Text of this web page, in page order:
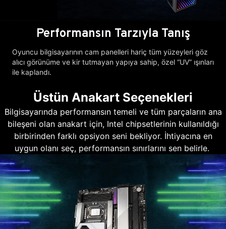
Performansın Tarzıyla Tanış
Oyuncu bilgisayarının cam panelleri hariç tüm yüzeyleri göz
alıcı görünüme ve kir tutmayan yapıya sahip, özel “UV” ışınları
ile kaplandı.
Üstün Anakart Seçenekleri
Bilgisayarında performansın temeli ve tüm parçaların ana
bileşeni olan anakart için, Intel chipsetlerinin kullanıldığı
birbirinden farklı opsiyon seni bekliyor. İhtiyacına en
uygun olanı seç, performansın sınırlarını sen belirle.